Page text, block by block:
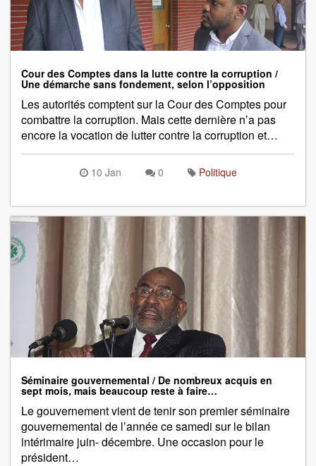
Cour des Comptes dans la lutte contre la corruption /
Une démarche sans fondement, selon l’opposition
Les autorités comptent sur la Cour des Comptes pour
combattre la corruption. Mais cette dernière n’a pas
encore la vocation de lutter contre la corruption et…
10 Jan 0 Politique
Séminaire gouvernemental / De nombreux acquis en
sept mois, mais beaucoup reste à faire…
Le gouvernement vient de tenir son premier séminaire
gouvernemental de l’année ce samedi sur le bilan
intérimaire juin- décembre. Une occasion pour le
président…